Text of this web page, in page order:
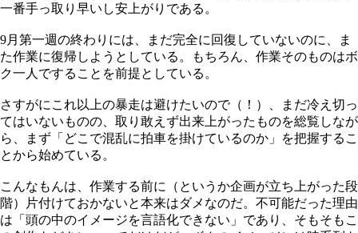
一番手っ取り早いし安上がりである。
9月第一週の終わりには、まだ完全に回復していないのに、ま
た作業に復帰しようとしている。もちろん、作業そのものはボ
ク一人ですることを前提としている。
さすがにこれ以上の暴走は避けたいので（！）、まだ冷え切っ
てはいないものの、取り敢えず出来上がったものを総覧しなが
ら、まず「どこで混乱に拍車を掛けているのか」を把握するこ
とから始めている。
こんなもんは、作業する前に（というか企画が立ち上がった段
階）片付けておかないと本来はダメなのだ。不可能だった理由
は「頭の中のイメージを言語化できない」であり、そもそもこ